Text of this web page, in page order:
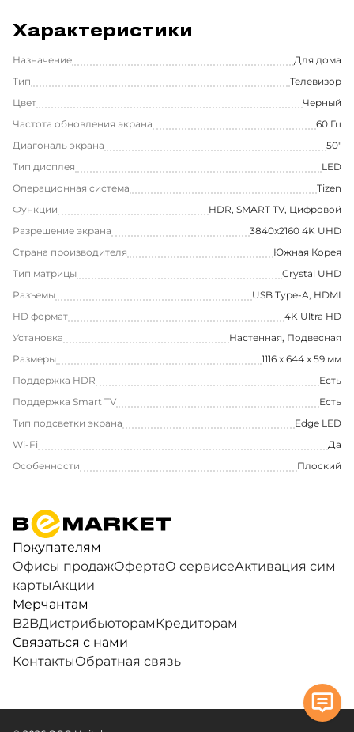
Характеристики
Назначение
Для дома
Тип
Телевизор
Цвет
Черный
Частота обновления экрана
60 Гц
Диагональ экрана
50"
Тип дисплея
LED
Операционная система
Tizen
Функции
HDR, SMART TV, Цифровой
Разрешение экрана
3840x2160 4K UHD
Страна производителя
Южная Корея
Тип матрицы
Crystal UHD
Разъемы
USB Type-A, HDMI
HD формат
4K Ultra HD
Установка
Настенная, Подвесная
Размеры
1116 x 644 x 59 мм
Поддержка HDR
Есть
Поддержка Smart TV
Есть
Тип подсветки экрана
Edge LED
Wi-Fi
Да
Особенности
Плоский
Покупателям
Офисы продажОфертаО сервисеАктивация сим
картыАкции
Мерчантам
B2BДистрибьюторамКредиторам
Связаться с нами
КонтактыОбратная связь